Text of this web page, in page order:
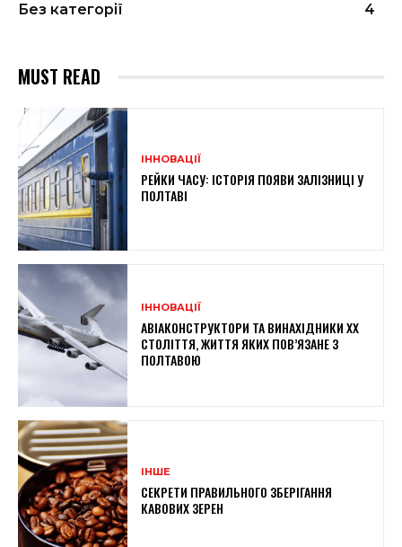
Без категорії
4
MUST READ
ІННОВАЦІЇ
РЕЙКИ ЧАСУ: ІСТОРІЯ ПОЯВИ ЗАЛІЗНИЦІ У
ПОЛТАВІ
ІННОВАЦІЇ
АВІАКОНСТРУКТОРИ ТА ВИНАХІДНИКИ XX
СТОЛІТТЯ, ЖИТТЯ ЯКИХ ПОВ’ЯЗАНЕ З
ПОЛТАВОЮ
ІНШЕ
СЕКРЕТИ ПРАВИЛЬНОГО ЗБЕРІГАННЯ
КАВОВИХ ЗЕРЕН